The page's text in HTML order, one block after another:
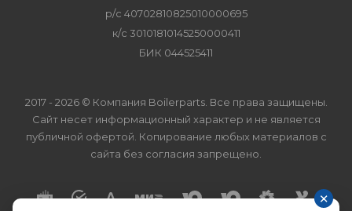
×
р/с 40702810825010000695
к/с 30101810145250000411
БИК 044525411
2017 - 2026 © Компания Boilerparts. Все права защищены.
Сайт несет информационный характер и не является
публичной офертой. Копирование любых материалов с
сайта без согласия запрещено.